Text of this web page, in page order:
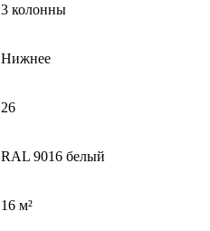
3 колонны
Нижнее
26
RAL 9016 белый
16 м²